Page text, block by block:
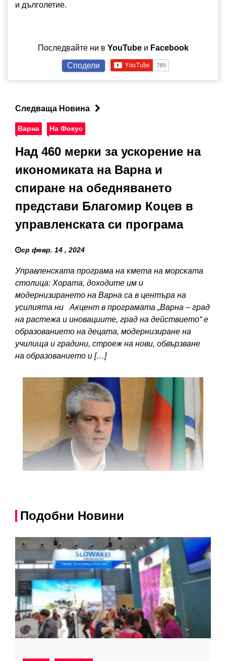
и дълголетие.
Последвайте ни в YouTubeи Facebook
Сподели
Следваща Новина
Варна На Фокус
Над 460 мерки за ускорение на
икономиката на Варна и
спиране на обедняването
представи Благомир Коцев в
управленската си програма
ср февр. 14 , 2024
Управленската програма на кмета на морската
столица: Хората, доходите им и
модернизирането на Варна са в центъра на
усилията ни Акцент в програмата „Варна – град
на растежа и иновациите, град на действието“ е
образованието на децата, модернизиране на
училища и градини, строеж на нови, обвързване
на образованието и […]
Подобни Новини